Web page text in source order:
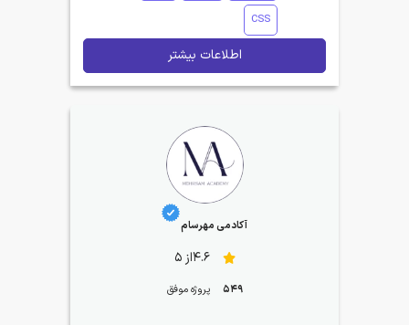
CSS
اطلاعات بیشتر
آکادمی مهرسام
4.6از 5
549 پروژه موفق